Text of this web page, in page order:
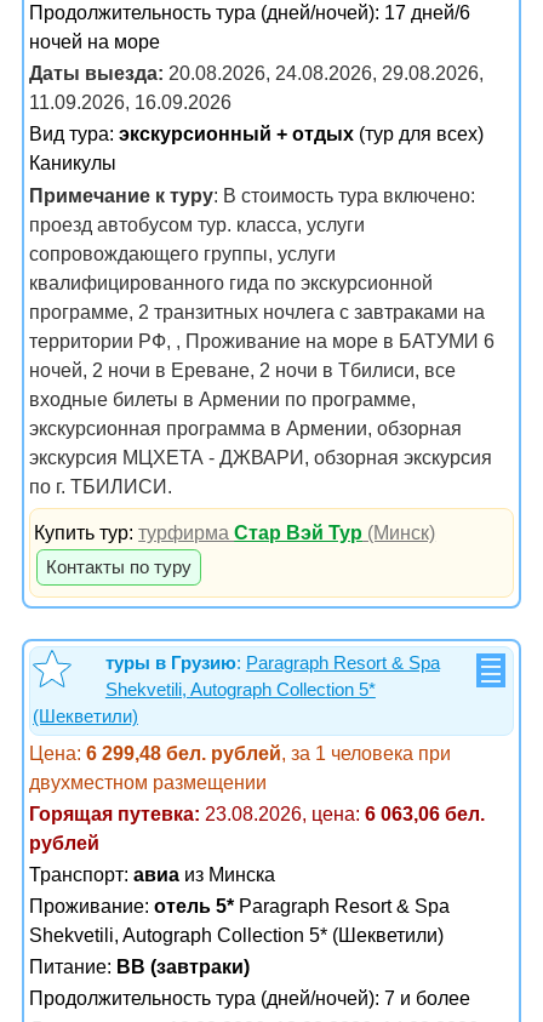
Продолжительность тура (дней/ночей): 17 дней/6
ночей на море
Даты выезда: 20.08.2026, 24.08.2026, 29.08.2026,
11.09.2026, 16.09.2026
Вид тура: экскурсионный + отдых (тур для всех)
Каникулы
Примечание к туру: В стоимость тура включено:
проезд автобусом тур. класса, услуги
сопровождающего группы, услуги
квалифицированного гида по экскурсионной
программе, 2 транзитных ночлега с завтраками на
территории РФ, , Проживание на море в БАТУМИ 6
ночей, 2 ночи в Ереване, 2 ночи в Тбилиси, все
входные билеты в Армении по программе,
экскурсионная программа в Армении, обзорная
экскурсия МЦХЕТА - ДЖВАРИ, обзорная экскурсия
по г. ТБИЛИСИ.
Купить тур:турфирмаСтар Вэй Тур (Минск)
Контакты по туру
туры в Грузию: Paragraph Resort & Spa
Shekvetili, Autograph Collection 5*
(Шекветили)
Цена: 6 299,48 бел. рублей, за 1 человека при
двухместном размещении
Горящая путевка: 23.08.2026, цена: 6 063,06 бел.
рублей
Транспорт: авиа из Минска
Проживание: отель 5* Paragraph Resort & Spa
Shekvetili, Autograph Collection 5* (Шекветили)
Питание: BB (завтраки)
Продолжительность тура (дней/ночей): 7 и более